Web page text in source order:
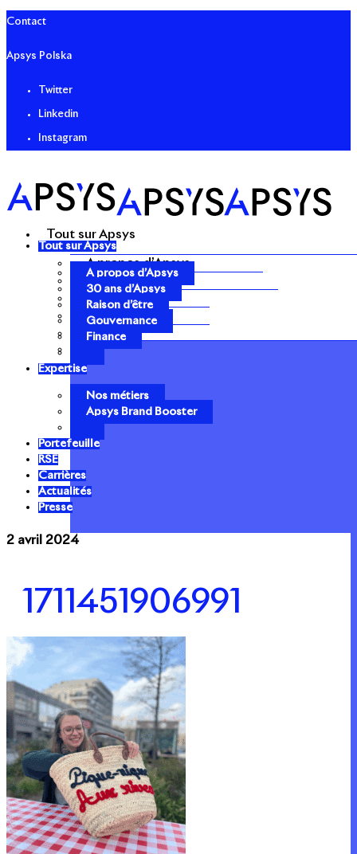
Contact
Apsys Polska
Twitter
Linkedin
Instagram
Tout sur Apsys
A propos d’Apsys
30 ans d’Apsys
Raison d’être
Gouvernance
Finance
Tout sur Apsys
A propos d’Apsys
30 ans d’Apsys
Raison d’être
Gouvernance
Finance
Expertise
Nos métiers
Apsys Brand Booster
Portefeuille
RSE
Carrières
Actualités
Presse
2 avril 2024
1711451906991